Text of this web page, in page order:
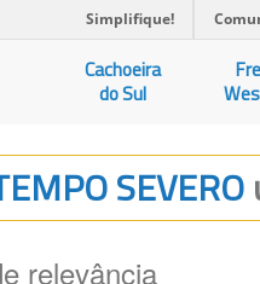
Simplifique!
Cachoeira
do Sul
SEVERO
relevância